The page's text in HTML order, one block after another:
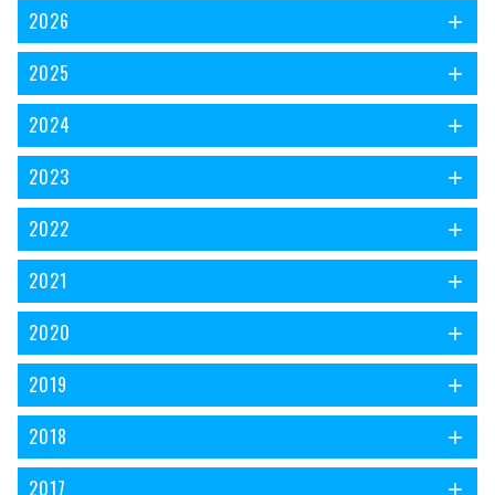
2026
2025
2024
2023
2022
2021
2020
2019
2018
2017